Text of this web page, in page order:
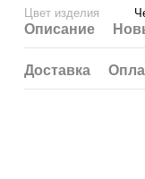
Цвет изделия
Описание
Доставка